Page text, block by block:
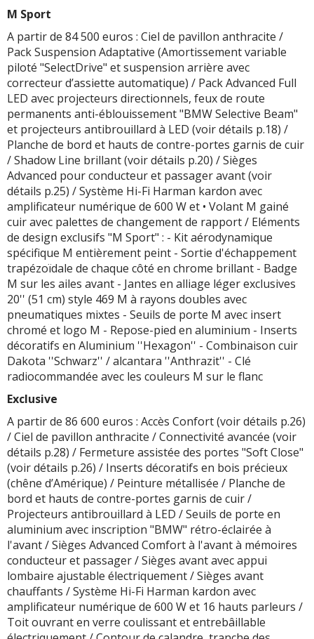
M Sport
A partir de 84 500 euros : Ciel de pavillon anthracite /
Pack Suspension Adaptative (Amortissement variable
piloté "SelectDrive" et suspension arrière avec
correcteur d’assiette automatique) / Pack Advanced Full
LED avec projecteurs directionnels, feux de route
permanents anti-éblouissement "BMW Selective Beam"
et projecteurs antibrouillard à LED (voir détails p.18) /
Planche de bord et hauts de contre-portes garnis de cuir
/ Shadow Line brillant (voir détails p.20) / Sièges
Advanced pour conducteur et passager avant (voir
détails p.25) / Système Hi-Fi Harman kardon avec
amplificateur numérique de 600 W et • Volant M gainé
cuir avec palettes de changement de rapport / Eléments
de design exclusifs "M Sport" : - Kit aérodynamique
spécifique M entièrement peint - Sortie d'échappement
trapézoïdale de chaque côté en chrome brillant - Badge
M sur les ailes avant - Jantes en alliage léger exclusives
20'' (51 cm) style 469 M à rayons doubles avec
pneumatiques mixtes - Seuils de porte M avec insert
chromé et logo M - Repose-pied en aluminium - Inserts
décoratifs en Aluminium ''Hexagon'' - Combinaison cuir
Dakota ''Schwarz'' / alcantara ''Anthrazit'' - Clé
radiocommandée avec les couleurs M sur le flanc
Exclusive
A partir de 86 600 euros : Accès Confort (voir détails p.26)
/ Ciel de pavillon anthracite / Connectivité avancée (voir
détails p.28) / Fermeture assistée des portes "Soft Close"
(voir détails p.26) / Inserts décoratifs en bois précieux
(chêne d’Amérique) / Peinture métallisée / Planche de
bord et hauts de contre-portes garnis de cuir /
Projecteurs antibrouillard à LED / Seuils de porte en
aluminium avec inscription "BMW" rétro-éclairée à
l'avant / Sièges Advanced Comfort à l'avant à mémoires
conducteur et passager / Sièges avant avec appui
lombaire ajustable électriquement / Sièges avant
chauffants / Système Hi-Fi Harman kardon avec
amplificateur numérique de 600 W et 16 hauts parleurs /
Toit ouvrant en verre coulissant et entrebâillable